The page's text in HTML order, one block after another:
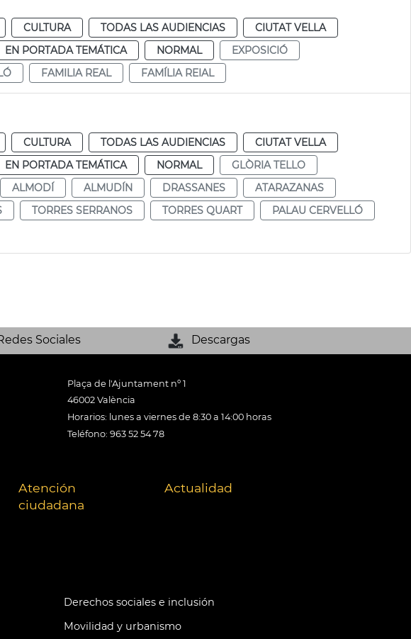
CULTURA TODAS LAS AUDIENCIAS
CIUTAT VELLA
EN PORTADA TEMÁTICA NORMAL
EXPOSICIÓ
FAMILIA REAL FAMÍLIA REIAL
CULTURA TODAS LAS AUDIENCIAS
CIUTAT VELLA
EN PORTADA TEMÁTICA NORMAL
GLÒRIA TELLO
ALMODÍ ALMUDÍN DRASSANES
ATARAZANAS
TORRES SERRANOS TORRES QUART
PALAU CERVELLÓ
Sociales Descargas
Plaça de l'Ajuntament nº 1
46002 València
Horarios: lunes a viernes de 8:30 a 14:00 horas
Teléfono: 963 52 54 78
Atención
ciudadana
Actualidad
Derechos sociales e inclusión
Movilidad y urbanismo